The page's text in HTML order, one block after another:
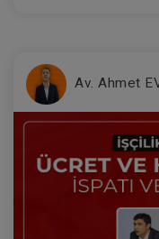
360 TL
Tüketici
Av. Ahmet